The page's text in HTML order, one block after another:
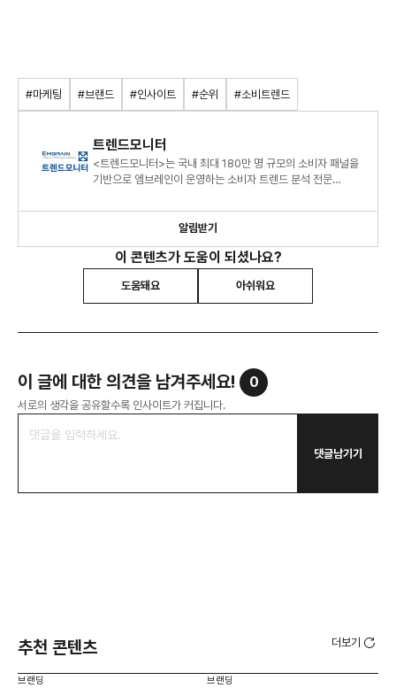
#마케팅 #브랜드 #인사이트 #순위 #소비트렌드
트렌드모니터
<트렌드모니터>는 국내 최대 180만 명 규모의 소비자 패널을
기반으로 엠브레인이 운영하는 소비자 트렌드 분석 전문
알림받기
이 콘텐츠가 도움이 되셨나요?
도움돼요 아쉬워요
이 글에 대한 의견을 남겨주세요! 0
서로의 생각을 공유할수록 인사이트가 커집니다.
댓글남기기
추천 콘텐츠 더보기
브랜딩 브랜딩